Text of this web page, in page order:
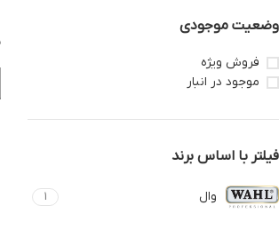
وضعیت موجودی
فروش ویژه
موجود در انبار
فیلتر با اساس برند
وال 1